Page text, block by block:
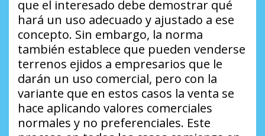
que el interesado debe demostrar qué
hará un uso adecuado y ajustado a ese
concepto. Sin embargo, la norma
también establece que pueden venderse
terrenos ejidos a empresarios que le
darán un uso comercial, pero con la
variante que en estos casos la venta se
hace aplicando valores comerciales
normales y no preferenciales. Este